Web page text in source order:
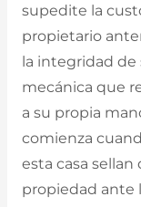
supedite la
propietario
la integridad de
mecánica que
a su propia
comienza
esta casa
propiedad ante